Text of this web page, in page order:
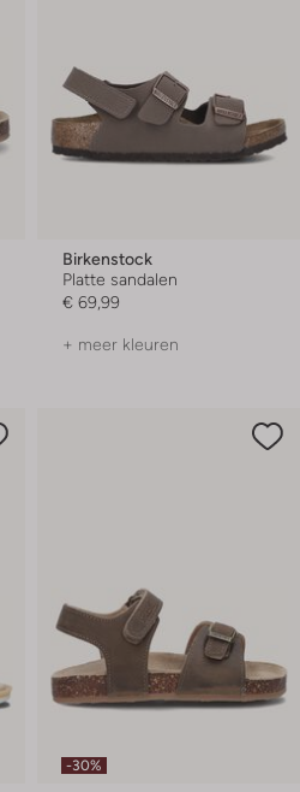
Birkenstock
Platte sandalen
€ 69,99
+ meer kleuren
-30%